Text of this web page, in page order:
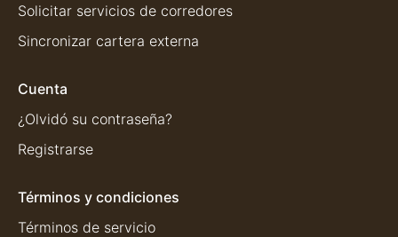
Solicitar servicios de corredores
Sincronizar cartera externa
Cuenta
¿Olvidó su contraseña?
Registrarse
Términos y condiciones
Términos de servicio